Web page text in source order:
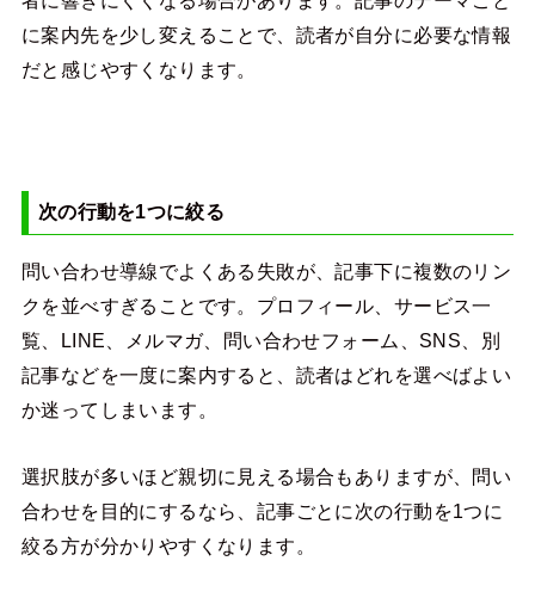
に案内先を少し変えることで、読者が自分に必要な情報
だと感じやすくなります。
次の行動を1つに絞る
問い合わせ導線でよくある失敗が、記事下に複数のリン
クを並べすぎることです。プロフィール、サービス一
覧、LINE、メルマガ、問い合わせフォーム、SNS、別
記事などを一度に案内すると、読者はどれを選べばよい
か迷ってしまいます。
選択肢が多いほど親切に見える場合もありますが、問い
合わせを目的にするなら、記事ごとに次の行動を1つに
絞る方が分かりやすくなります。